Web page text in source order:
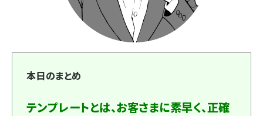
本日のまとめ
テンプレートとは、お客さまに素早く、正確